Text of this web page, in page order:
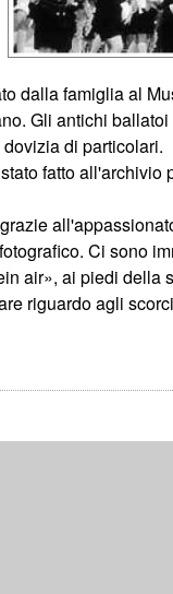
dalla famiglia al
Gli antichi
di particolari.
fatto all'archivio
Ci sono
air», ai piedi della
riguardo agli